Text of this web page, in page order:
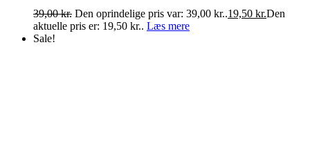
39,00kr. Den oprindelige pris var: 39,00 kr..19,50 kr.Den
aktuelle pris er: 19,50 kr.. Læs mere
Sale!